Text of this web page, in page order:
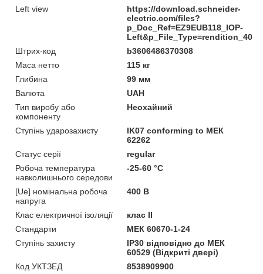
Left view
https://download.schneider-
electric.com/files?
p_Doc_Ref=EZ9EUB118_IOP-
Штрих-код
b3606486370308
Маса нетто
115 кг
Глибина
99 мм
Валюта
UAH
Тип виробу або
компоненту
Неохайний
Ступінь ударозахисту
IK07 conforming to МЕК
62262
Статус серії
regular
Робоча температура
навколишнього середови
-25-60 °C
[Ue] номінальна робоча
напруга
400 В
Клас електричної ізоляції
клас II
Стандарти
МЕК 60670-1-24
Ступінь захисту
IP30 відповідно до МЕК
60529 (Відкриті двері)
Код УКТЗЕД
8538909900